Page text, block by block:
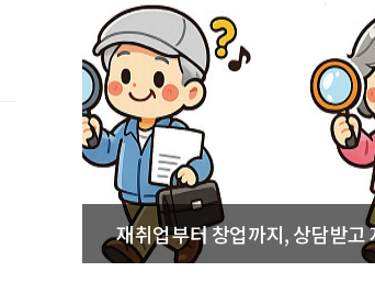
재취업부터 창업까지, 상담받고